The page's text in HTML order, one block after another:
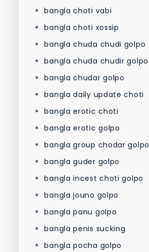
bangla choti vabi
bangla choti xossip
bangla chuda chudi golpo
bangla chuda chudir golpo
bangla chudar golpo
bangla daily update choti
bangla erotic choti
bangla erotic golpo
bangla group chodar golpo
bangla guder golpo
bangla incest choti golpo
bangla jouno golpo
bangla panu golpo
bangla penis sucking
bangla pocha golpo